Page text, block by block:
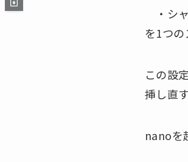
・シ
を1つの
この設
挿し直
nanoを